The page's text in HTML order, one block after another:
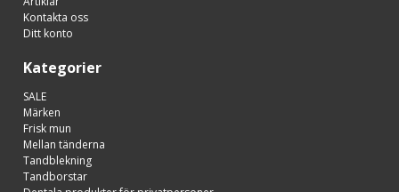
Kontakta oss
Ditt konto
Kategorier
SALE
Märken
Frisk mun
Mellan tänderna
Tandblekning
Tandborstar